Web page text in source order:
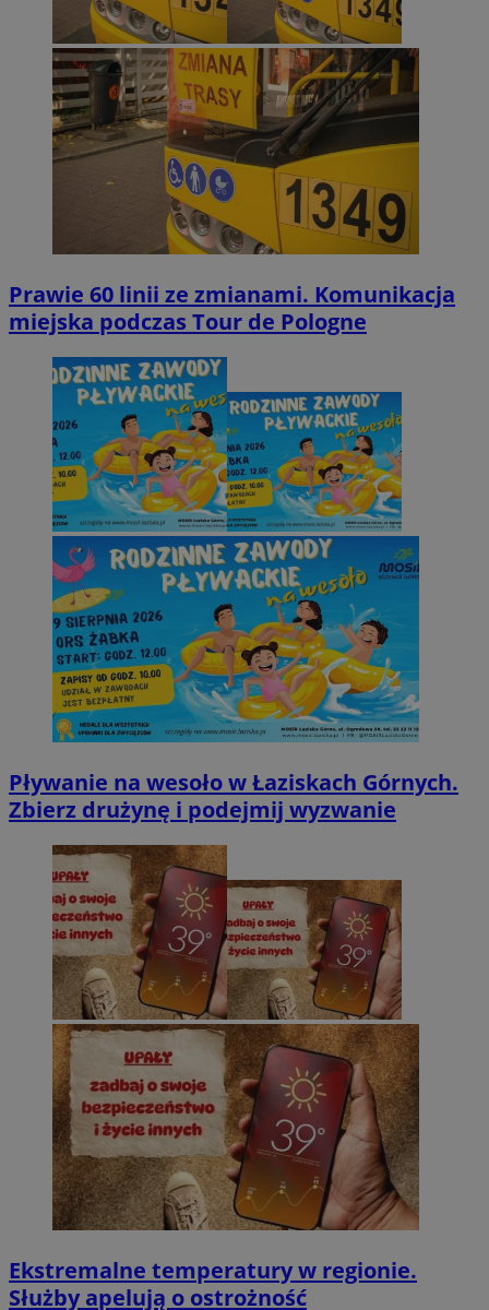
Prawie 60 linii ze zmianami. Komunikacja
miejska podczas Tour de Pologne
Pływanie na wesoło w Łaziskach Górnych.
Zbierz drużynę i podejmij wyzwanie
Ekstremalne temperatury w regionie.
Służby apelują o ostrożność